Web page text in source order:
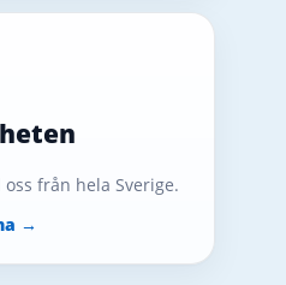
från hela Sverige.
→